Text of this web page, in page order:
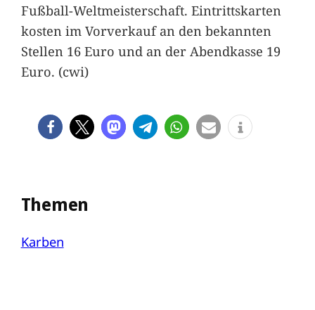
Fußball-Weltmeisterschaft. Eintrittskarten
kosten im Vorverkauf an den bekannten
Stellen 16 Euro und an der Abendkasse 19
Euro. (cwi)
Themen
Karben